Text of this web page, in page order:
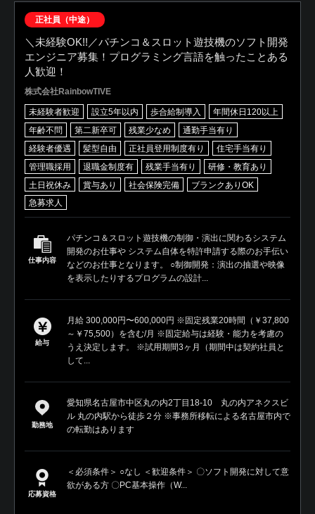
正社員（中途）
＼未経験OK!!／パチンコ＆スロット遊技機のソフト開発
エンジニア募集！プログラミング言語を触ったことある
人歓迎！
株式会社RainbowTIVE
未経験者歓迎 設立5年以内 歩合給制導入
年間休日120以上
年齢不問
第二新卒可 残業少なめ
通勤手当有り
経験者優遇
髪型自由 正社員登用制度有り
住宅手当有り
管理職採用
退職金制度有 残業手当有り
研修・教育あり
土日祝休み
賞与あり 社会保険完備
ブランクありOK
急募求人
仕事内容
パチンコ＆スロット遊技機の制御・演出に関わるシステム
開発のお仕事や システム自体を特許申請する際のお手伝い
などのお仕事となります。 ○制御開発：演出の抽選や映像
を表示したりするプログラムの設計...
給与
月給 300,000円〜600,000円 ※固定残業20時間（￥37,800
～￥75,500）を含む/月 ※固定給与は経験・能力を考慮の
うえ決定します。 ※試用期間3ヶ月（期間中は契約社員と
して...
勤務地
愛知県名古屋市中区丸の内2丁目18-10 丸の内アネクスビ
ル 丸の内駅から徒歩２分 ※事務所移転による名古屋市内で
の転勤はあります
応募資格
＜必須条件＞ ○なし ＜歓迎条件＞ 〇ソフト開発に対して意
欲がある方 〇PC基本操作（W...